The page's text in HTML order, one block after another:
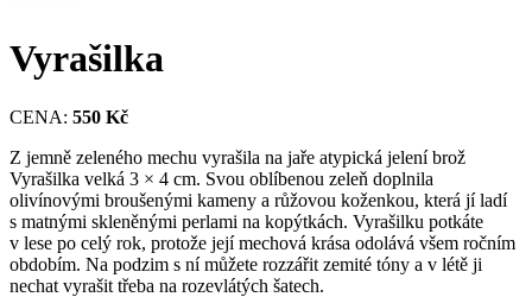
Vyrašilka
CENA: 550 Kč
Z jemně zeleného mechu vyrašila na jaře atypická jelení brož
Vyrašilka velká 3 × 4 cm. Svou oblíbenou zeleň doplnila
olivínovými broušenými kameny a růžovou koženkou, která jí ladí
s matnými skleněnými perlami na kopýtkách. Vyrašilku potkáte
v lese po celý rok, protože její mechová krása odolává všem ročním
obdobím. Na podzim s ní můžete rozzářit zemité tóny a v létě ji
nechat vyrašit třeba na rozevlátých šatech.